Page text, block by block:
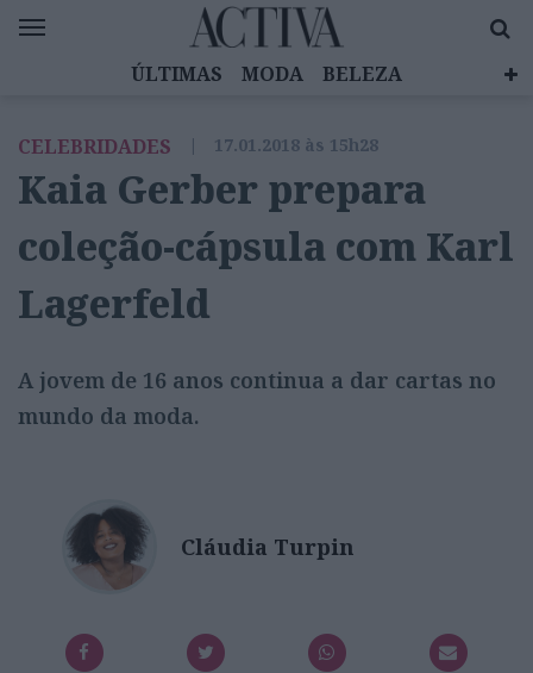
ÚLTIMAS MODA
BELEZA
EMOÇÕES
MULHERES INSPIRADORAS
DIZ QUEM SABE
ACTIVA BRAND STUDIO
CELEBRIDADES | 17.01.2018 às 15h28
Kaia Gerber prepara
coleção-cápsula com Karl
Lagerfeld
A jovem de 16 anos continua a dar cartas no
mundo da moda.
Cláudia Turpin